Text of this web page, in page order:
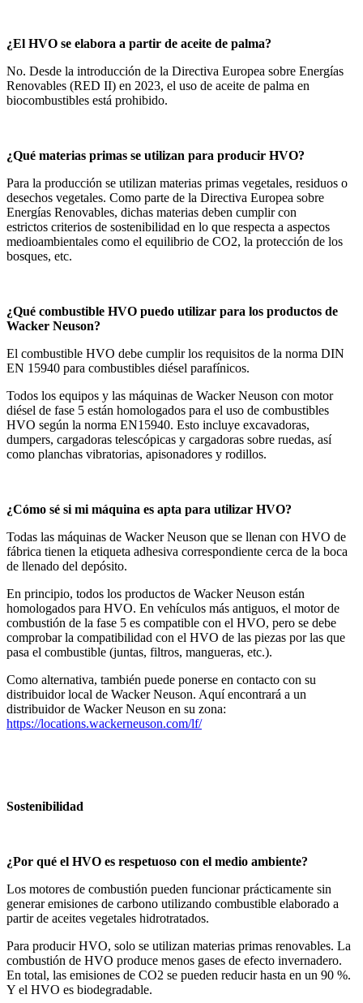
¿El HVO se elabora a partir de aceite de palma?
No. Desde la introducción de la Directiva Europea sobre Energías
Renovables (RED II) en 2023, el uso de aceite de palma en
biocombustibles está prohibido.
¿Qué materias primas se utilizan para producir HVO?
Para la producción se utilizan materias primas vegetales, residuos o
desechos vegetales. Como parte de la Directiva Europea sobre
Energías Renovables, dichas materias deben cumplir con
estrictos criterios de sostenibilidad en lo que respecta a aspectos
medioambientales como el equilibrio de CO2, la protección de los
bosques, etc.
¿Qué combustible HVO puedo utilizar para los productos de
Wacker Neuson?
El combustible HVO debe cumplir los requisitos de la norma DIN
EN 15940 para combustibles diésel parafínicos.
Todos los equipos y las máquinas de Wacker Neuson con motor
diésel de fase 5 están homologados para el uso de combustibles
HVO según la norma EN15940. Esto incluye excavadoras,
dumpers, cargadoras telescópicas y cargadoras sobre ruedas, así
como planchas vibratorias, apisonadores y rodillos.
¿Cómo sé si mi máquina es apta para utilizar HVO?
Todas las máquinas de Wacker Neuson que se llenan con HVO de
fábrica tienen la etiqueta adhesiva correspondiente cerca de la boca
de llenado del depósito.
En principio, todos los productos de Wacker Neuson están
homologados para HVO. En vehículos más antiguos, el motor de
combustión de la fase 5 es compatible con el HVO, pero se debe
comprobar la compatibilidad con el HVO de las piezas por las que
pasa el combustible (juntas, filtros, mangueras, etc.).
Como alternativa, también puede ponerse en contacto con su
distribuidor local de Wacker Neuson. Aquí encontrará a un
distribuidor de Wacker Neuson en su zona:
https://locations.wackerneuson.com/lf/
Sostenibilidad
¿Por qué el HVO es respetuoso con el medio ambiente?
Los motores de combustión pueden funcionar prácticamente sin
generar emisiones de carbono utilizando combustible elaborado a
partir de aceites vegetales hidrotratados.
Para producir HVO, solo se utilizan materias primas renovables. La
combustión de HVO produce menos gases de efecto invernadero.
En total, las emisiones de CO2 se pueden reducir hasta en un 90 %.
Y el HVO es biodegradable.